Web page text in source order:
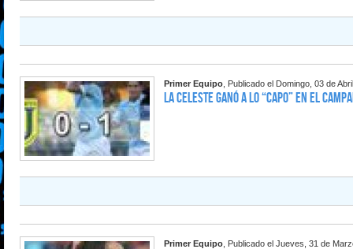
Primer Equipo , Publicado el Domingo, 03 de
La Celeste ganó a lo “Capo” en El
Primer Equipo , Publicado el Jueves, 31 de